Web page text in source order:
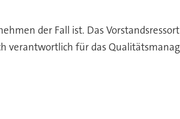
der Fall ist. Das
verantwortlich für das